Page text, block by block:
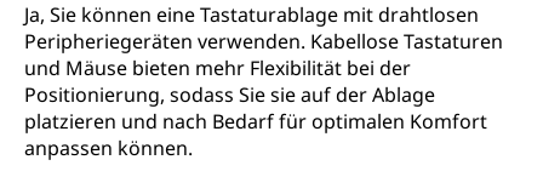
Ja, Sie können eine Tastaturablage mit drahtlosen
Peripheriegeräten verwenden. Kabellose Tastaturen
und Mäuse bieten mehr Flexibilität bei der
Positionierung, sodass Sie sie auf der Ablage
platzieren und nach Bedarf für optimalen Komfort
anpassen können.